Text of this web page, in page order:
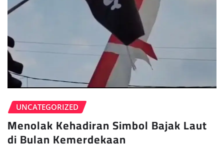
UNCATEGORIZED
Menolak Kehadiran Simbol Bajak Laut
di Bulan Kemerdekaan